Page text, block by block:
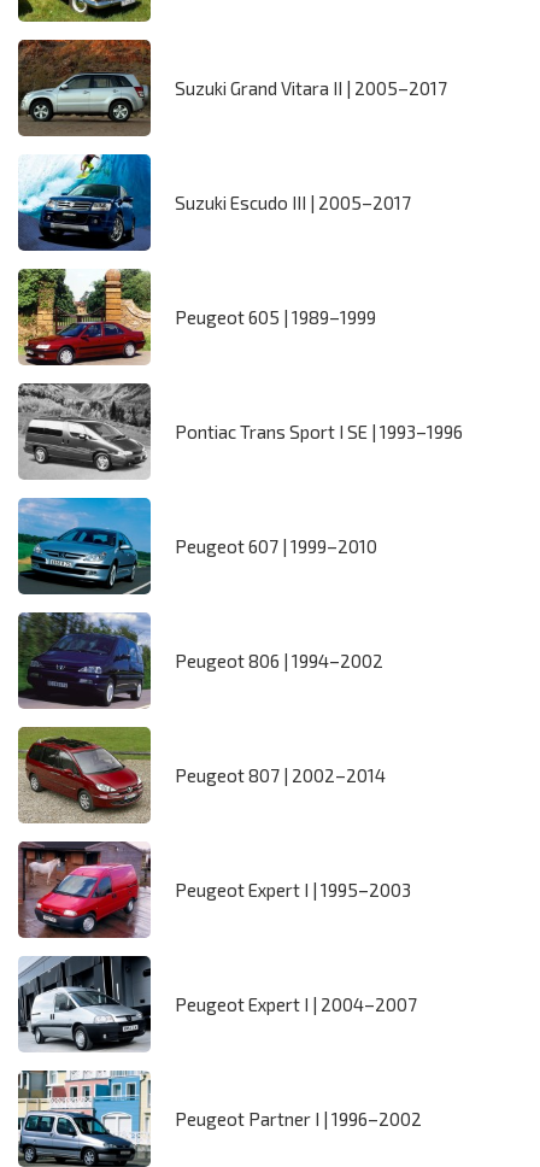
Suzuki Grand Vitara II | 2005–2017
Suzuki Escudo III | 2005–2017
Peugeot 605 | 1989–1999
Pontiac Trans Sport I SE | 1993–1996
Peugeot 607 | 1999–2010
Peugeot 806 | 1994–2002
Peugeot 807 | 2002–2014
Peugeot Expert I | 1995–2003
Peugeot Expert I | 2004–2007
Peugeot Partner I | 1996–2002